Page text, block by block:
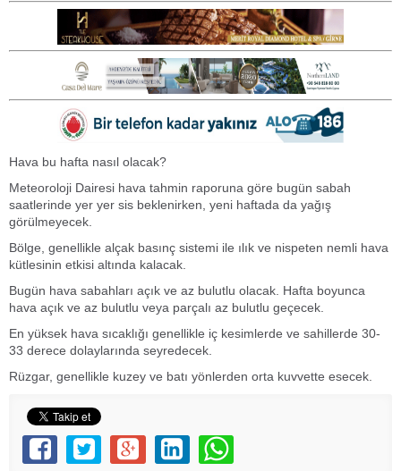
Hava bu hafta nasıl olacak?
Meteoroloji Dairesi hava tahmin raporuna göre bugün sabah
saatlerinde yer yer sis beklenirken, yeni haftada da yağış
görülmeyecek.
Bölge, genellikle alçak basınç sistemi ile ılık ve nispeten nemli hava
kütlesinin etkisi altında kalacak.
Bugün hava sabahları açık ve az bulutlu olacak. Hafta boyunca
hava açık ve az bulutlu veya parçalı az bulutlu geçecek.
En yüksek hava sıcaklığı genellikle iç kesimlerde ve sahillerde 30-
33 derece dolaylarında seyredecek.
Rüzgar, genellikle kuzey ve batı yönlerden orta kuvvette esecek.